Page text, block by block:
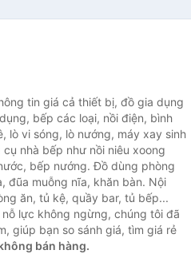
tin giá cả thiết bị, đồ gia dụng
bếp các loại, nồi điện, bình
lò vi sóng, lò nướng, máy xay sinh
nhà bếp như nồi niêu xoong
bếp nướng. Đồ dùng phòng
đũa muỗng nĩa, khăn bàn. Nội
ăn, tủ kệ, quầy bar, tủ bếp...
lực không ngừng, chúng tôi đã
giúp bạn so sánh giá, tìm giá rẻ
bán hàng.